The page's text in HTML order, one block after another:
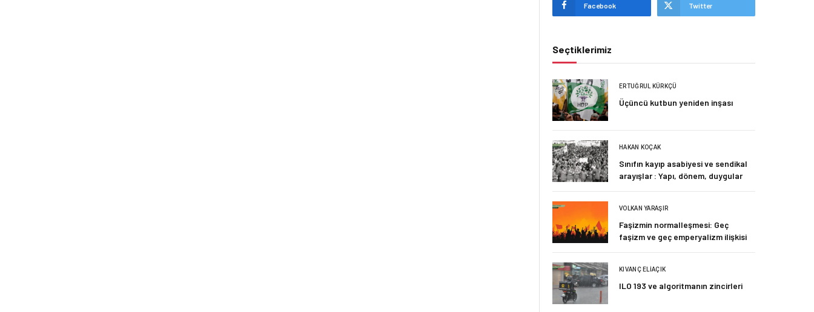
Facebook Twitter
Seçtiklerimiz
ERTUĞRUL KÜRKÇÜ
Üçüncü kutbun yeniden inşası
HAKAN KOÇAK
Sınıfın kayıp asabiyesi ve sendikal
arayışlar : Yapı, dönem, duygular
VOLKAN YARAŞIR
Faşizmin normalleşmesi: Geç
faşizm ve geç emperyalizm ilişkisi
KIVANÇ ELIAÇIK
ILO 193 ve algoritmanın zincirleri